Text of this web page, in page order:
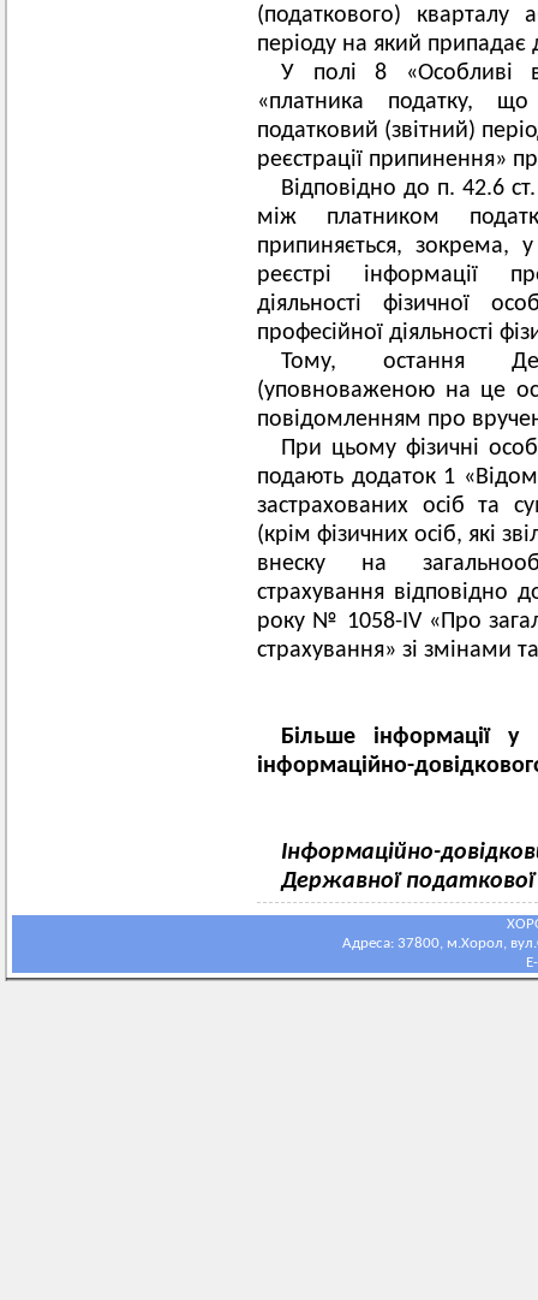
(податкового) кварталу
періоду на який припадає
У полі 8 «Особливі
«платника податку,
податковий (звітний)
реєстрації припинення»
Відповідно до п. 42.6
між платником
припиняється, зокрема,
реєстрі інформації
діяльності фізичної
професійної діяльності
Тому, остання
(уповноваженою на це
повідомленням про
При цьому фізичні
подають додаток 1
застрахованих осіб та
(крім фізичних осіб, які
внеску на
страхування відповідно
року № 1058-IV «Про
страхування» зі змінами
Більше інформації у
інформаційно-
Інформаційно-
Державної
Адреса: 37800, м.Хорол,